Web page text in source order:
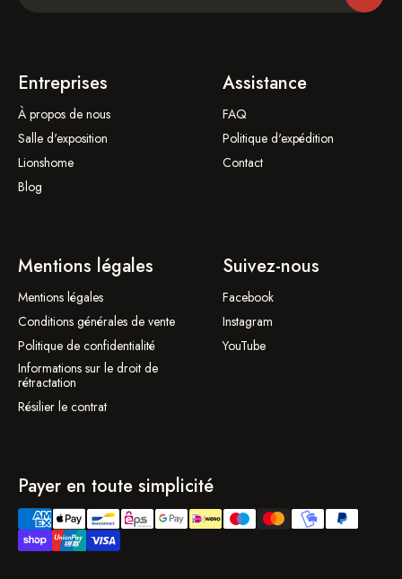
Entreprises
À propos de nous
Salle d'exposition
Lionshome
Blog
Assistance
FAQ
Politique d'expédition
Contact
Mentions légales
Mentions légales
Conditions générales de vente
Politique de confidentialité
Informations sur le droit de
rétractation
Résilier le contrat
Suivez-nous
Facebook
Instagram
YouTube
Payer en toute simplicité